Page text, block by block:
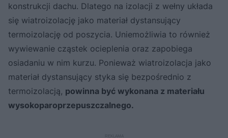
konstrukcji dachu. Dlatego na izolacji z wełny układa
się wiatroizolację jako materiał dystansujący
termoizolację od poszycia. Uniemożliwia to również
wywiewanie cząstek ocieplenia oraz zapobiega
osiadaniu w nim kurzu. Ponieważ wiatroizolacja jako
materiał dystansujący styka się bezpośrednio z
termoizolacją, powinna być wykonana z materiału
wysokoparoprzepuszczalnego.